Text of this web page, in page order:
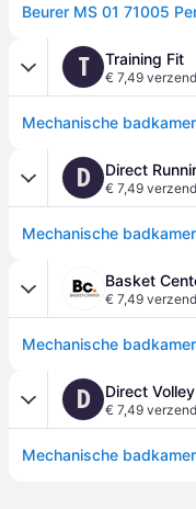
T Training Fit
€ 7,49
D Direct
€ 7,49
Basket
€ 7,49
D Direct Volley
€ 7,49